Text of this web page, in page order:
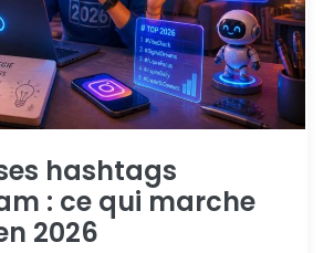
hashtags
: ce qui marche
2026